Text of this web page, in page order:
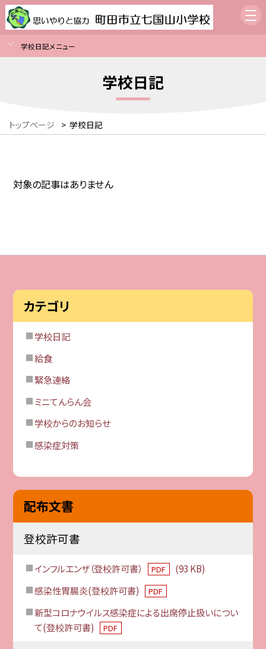
学校日記メニュー
学校日記
トップページ > 学校日記
対象の記事はありません
カテゴリ
学校日記
給食
緊急連絡
ミニてんらん会
学校からのお知らせ
感染症対策
配布文書
登校許可書
インフルエンザ（登校許可書） PDF
(93 KB)
感染性胃腸炎(登校許可書)
PDF
新型コロナウイルス感染症による出席停止扱いについ
て(登校許可書)
PDF